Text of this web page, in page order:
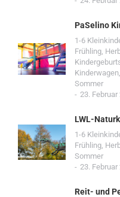
PaSelino
1-6
Frühling,
Kinderwagen,
Sommer
23. Februar
LWL-
1-6
Frühling,
Sommer
23. Februar
Reit- und